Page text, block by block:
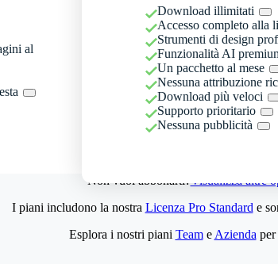
al
Download illimitati
Accesso completo alla
Strumenti di design
Funzionalità AI
Un pacchetto al mese
Nessuna attribuzione
Download più veloci
Supporto prioritario
Nessuna pubblicità
Non vuoi abbonarti?Visualizza altre
I piani includono la nostra Licenza Pro Standard e
Esplora i nostri piani Teame Azienda